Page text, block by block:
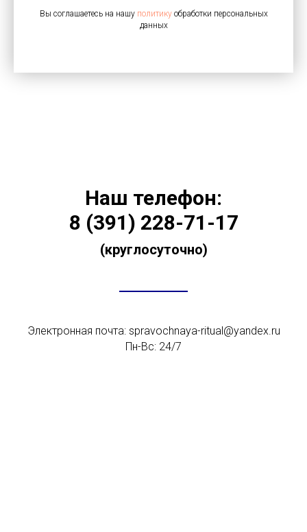
Вы соглашаетесь на нашу политикуобработки персональных
данных
Наш телефон:
8 (391) 228-71-17
(круглосуточно)
Электронная почта: spravochnaya-ritual@yandex.ru
Пн-Вс: 24/7